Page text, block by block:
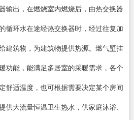
输出，在燃烧室内燃烧后，由热交换器
循环水在途经热交换器时，经过往复加
建筑物，为建筑物提供热源。燃气壁挂
功能，能满足多居室的采暖需求，各个
舒适温度，也可根据需要决定某个房间
供大流量恒温卫生热水，供家庭沐浴、